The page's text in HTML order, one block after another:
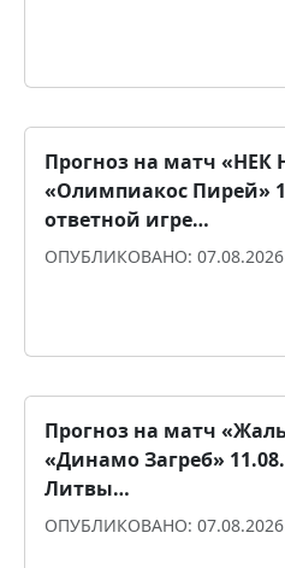
Прогноз на матч «НЕК
«Олимпиакос Пирей»
ответной игре…
ОПУБЛИКОВАНО: 07.08.2026
Прогноз на матч
«Динамо Загреб»
Литвы…
ОПУБЛИКОВАНО: 07.08.2026